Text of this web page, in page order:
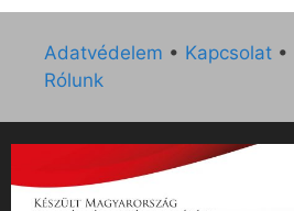
Adatvédelem • Kapcsolat •
Rólunk